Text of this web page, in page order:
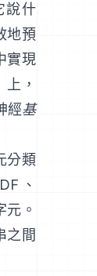
說什
地預
實現
，
經基
分類
、
元。
之間